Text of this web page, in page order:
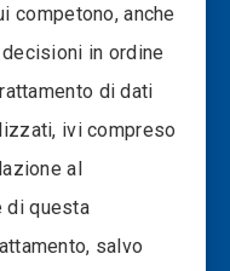
competono, anche
in ordine
di dati
ivi compreso
al
di questa
salvo